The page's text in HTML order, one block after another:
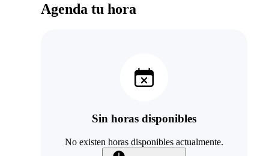
Agenda tu hora
Sin horas disponibles
No existen horas disponibles actualmente.